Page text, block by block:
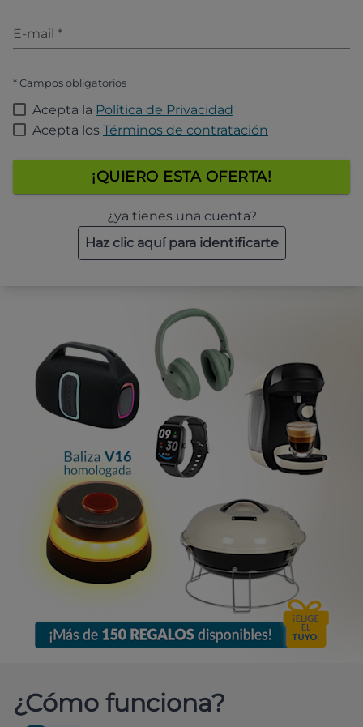
E-mail *
* Campos obligatorios
Acepta la Política de Privacidad
Acepta los Términos de contratación
¡QUIERO ESTA OFERTA!
¿ya tienes una cuenta?
Haz clic aquí para identificarte
¿Cómo funciona?